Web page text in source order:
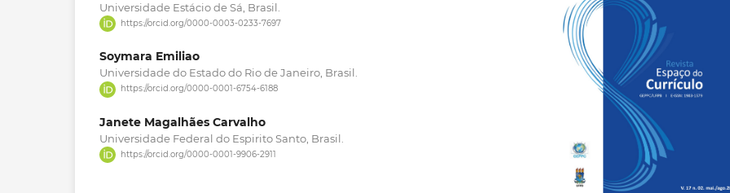
Universidade Estácio de Sá, Brasil.
https://orcid.org/0000-0003-0233-7697
Soymara Emiliao
Universidade do Estado do Rio de Janeiro, Brasil.
https://orcid.org/0000-0001-6754-6188
Janete Magalhães Carvalho
Universidade Federal do Espirito Santo, Brasil.
https://orcid.org/0000-0001-9906-2911